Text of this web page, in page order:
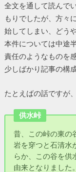
全文を通して読んで
もりでしたが、方々
始してしまい、どう
本件については中途
責任のようなものを
少しばかり記事の構
たとえばの話ですが
供水峠
昔、この峠の東の
岩を穿つと石清水
らか、この谷を供
由来となりました